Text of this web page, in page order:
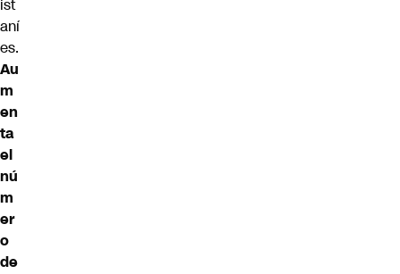
ist
aní
es.
Au
m
en
ta
el
nú
m
er
o
de